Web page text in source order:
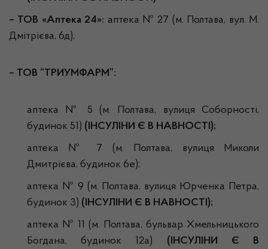
– ТОВ «Аптека 24»: аптека № 27 (м. Полтава, вул. М.
Дмітрієва, 6д);
– ТОВ “ТРИУМФАРМ”:
аптека № 5 (м. Полтава, вулиця Соборності,
будинок 51) (ІНСУЛІНИ Є В НАВНОСТІ);
аптека № 7 (м. Полтава, вулиця Миколи
Дмитрієва, будинок 6е);
аптека № 9 (м. Полтава, вулиця Юрченка Петра,
будинок 3) (ІНСУЛІНИ Є В НАВНОСТІ);
аптека № 11 (м. Полтава, бульвар Хмельницького
Богдана, будинок 12а) (ІНСУЛІНИ Є В